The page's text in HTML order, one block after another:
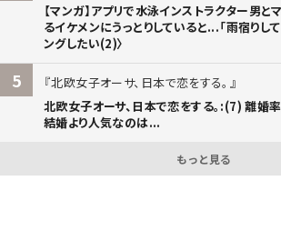
【マンガ】アプリで水泳インストラクター男
るイケメンにうっとりしていると...「雨宿りし
ングしたい(2)〉
5
北欧女子オーサ、日本で恋をする。
北欧女子オーサ、日本で恋をする。:(7) 離婚
結婚より人気なのは...
もっと見る